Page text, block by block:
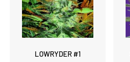
LOWRYDER #1